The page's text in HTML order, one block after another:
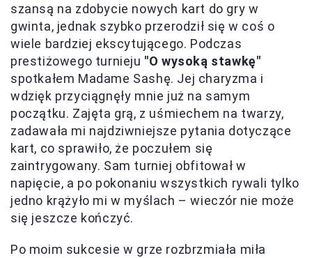
szansą na zdobycie nowych kart do gry w
gwinta, jednak szybko przerodził się w coś o
wiele bardziej ekscytującego. Podczas
prestiżowego turnieju "O wysoką stawkę"
spotkałem Madame Sashę. Jej charyzma i
wdzięk przyciągnęły mnie już na samym
początku. Zajęta grą, z uśmiechem na twarzy,
zadawała mi najdziwniejsze pytania dotyczące
kart, co sprawiło, że poczułem się
zaintrygowany. Sam turniej obfitował w
napięcie, a po pokonaniu wszystkich rywali tylko
jedno krążyło mi w myślach – wieczór nie może
się jeszcze kończyć.
Po moim sukcesie w grze rozbrzmiała miła